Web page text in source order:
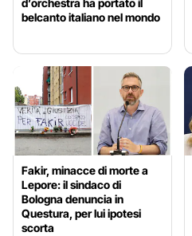
belcanto italiano nel mondo
Fakir, minacce di morte a
Lepore: il sindaco di
Bologna denuncia in
Questura, per lui ipotesi
scorta